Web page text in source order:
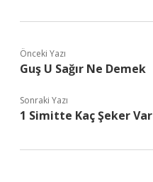
Önceki Yazı
Guş U Sağır Ne Demek
Sonraki Yazı
1 Simitte Kaç Şeker Var